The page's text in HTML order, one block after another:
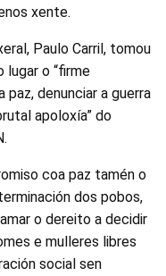
xente.
Paulo Carril, tomou
lugar o “firme
denunciar a guerra
apoloxía” do
coa paz tamén o
dos pobos,
o dereito a decidir
e mulleres libres
social sen